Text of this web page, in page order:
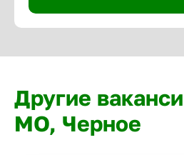
Другие
МО, Черное